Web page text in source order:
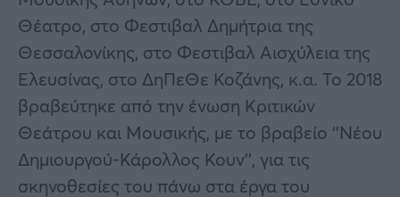
Θέατρο, στο Φεστιβαλ Δημήτρια της
Θεσσαλονίκης, στο Φεστιβαλ Αισχύλεια της
Ελευσίνας, στο ΔηΠεΘε Κοζάνης, κ.α. Το 2018
βραβεύτηκε από την ένωση Κριτικών
Θεάτρου και Μουσικής, με το βραβείο ‘’Νέου
Δημιουργού-Κάρολλος Κουν’’, για τις
σκηνοθεσίες του πάνω στα έργα του